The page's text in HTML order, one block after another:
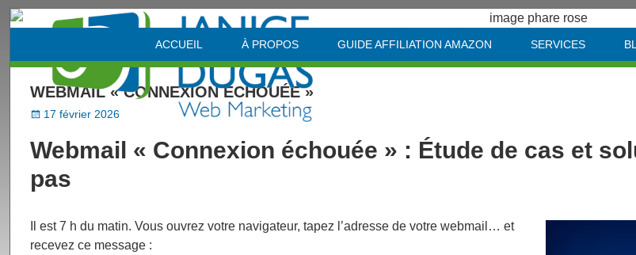
Visibilité, Crédibilité et
ACCUEIL À PROPOS GUIDE AFFILIATION AMAZON SERVICES
WEBMAIL « CONNEXION ÉCHOUÉE »
17 février 2026
Webmail « Connexion échouée » : Étude de cas et
pas
Il est 7 h du matin. Vous ouvrez votre navigateur, tapez l’adresse de votre webmail… et
recevez ce message :